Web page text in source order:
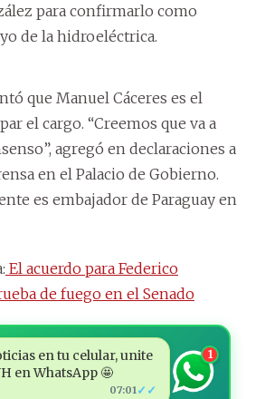
para confirmarlo como
de la hidroeléctrica.
que Manuel Cáceres es el
el cargo. “Creemos que va a
agregó en declaraciones a
en el Palacio de Gobierno.
es embajador de Paraguay en
El acuerdo para Federico
de fuego en el Senado
en tu celular, unite
en WhatsApp 🤩
07:01 ✓✓
1